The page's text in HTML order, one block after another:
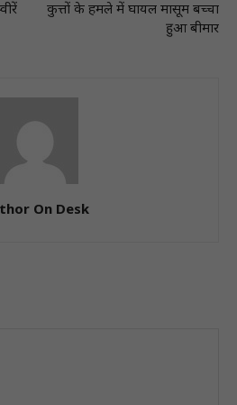
कुत्तों के हमले में घायल मासूम बच्चा
हुआ बीमार
On Desk